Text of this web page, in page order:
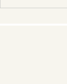
28/3 第30天 主，請幫助我過